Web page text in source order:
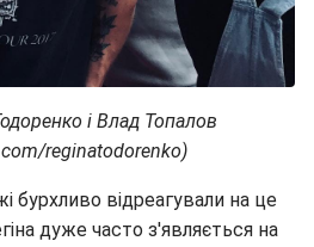
і Влад Топалов
reginatodorenko)
бурхливо відреагували на це
дуже часто з'являється на